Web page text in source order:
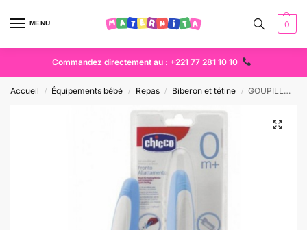
MENU 0
Commandez directement au : +221 77 281 10 10
Accueil / Équipements bébé / Repas / Biberon et tétine / GOUPILLON CHICCO 3 EN 1